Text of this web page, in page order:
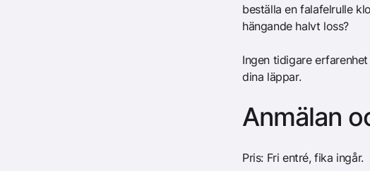
beställa en falafelrulle
hängande halvt loss?
Ingen tidigare
dina läppar.
Anmälan
Pris: Fri entré, fika ingår.